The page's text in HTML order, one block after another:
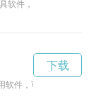
软件，通过优化网络
软件，可以帮助用户更
下载